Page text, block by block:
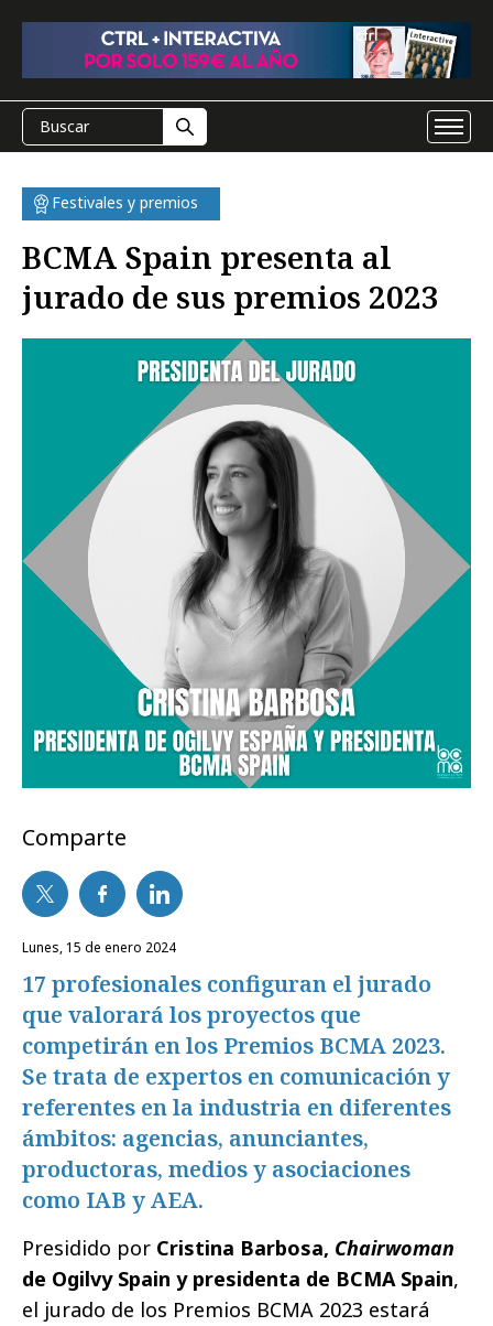
Festivales y premios
BCMA Spain presenta al
jurado de sus premios 2023
Comparte
lunes, 15 de enero 2024
17 profesionales configuran el jurado
que valorará los proyectos que
competirán en los Premios BCMA 2023.
Se trata de expertos en comunicación y
referentes en la industria en diferentes
ámbitos: agencias, anunciantes,
productoras, medios y asociaciones
como IAB y AEA.
Presidido por Cristina Barbosa, Chairwoman
de Ogilvy Spain y presidenta de BCMA Spain,
el jurado de los Premios BCMA 2023 estará